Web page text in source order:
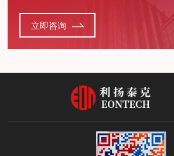
立即咨询